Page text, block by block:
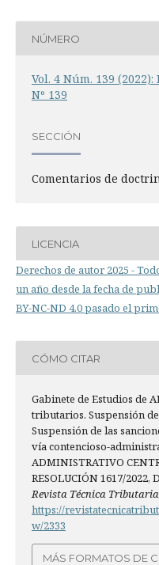
NÚMERO
Vol. 4 Núm. 139
Nº 139
SECCIÓN
Comentarios de
LICENCIA
Derechos de autor 2025 -
un año desde la fecha de
BY-NC-ND 4.0 pasado el
CÓMO CITAR
Gabinete de Estudios de
tributarios. Suspensión
Suspensión de las
vía contencioso-
ADMINISTRATIVO
RESOLUCIÓN 1617/2022,
Revista Técnica Tributaria
https://
w/2333
MÁS FORMATOS DE